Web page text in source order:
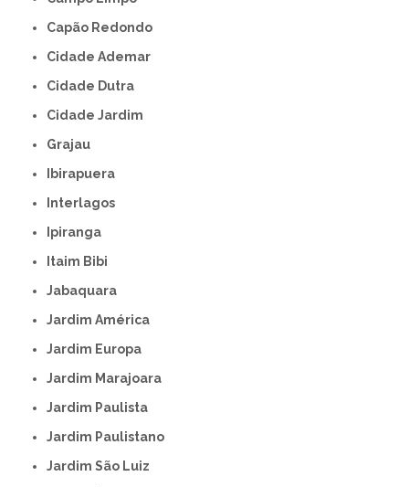
Capão Redondo
Cidade Ademar
Cidade Dutra
Cidade Jardim
Grajau
Ibirapuera
Interlagos
Ipiranga
Itaim Bibi
Jabaquara
Jardim América
Jardim Europa
Jardim Marajoara
Jardim Paulista
Jardim Paulistano
Jardim São Luiz